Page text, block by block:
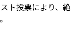
ト投票により、絶